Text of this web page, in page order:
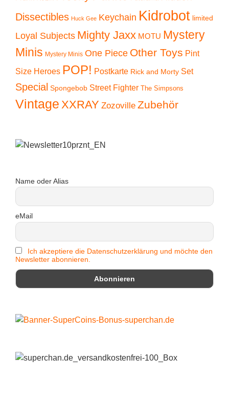
Dissectibles Huck Gee Keychain Kidrobot limited
Loyal Subjects Mighty Jaxx MOTU Mystery
Minis Mystery Minis One Piece Other Toys Pint
Size Heroes POP! Postkarte Rick and Morty Set
Special Spongebob Street Fighter The Simpsons
Vintage XXRAY Zozoville Zubehör
Name oder Alias
eMail
Ich akzeptiere die Datenschutzerklärung und möchte den
Newsletter abonnieren.